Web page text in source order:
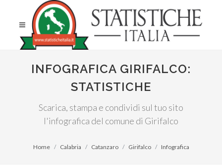
INFOGRAFICA GIRIFALCO:
STATISTICHE
Scarica, stampa e condividi sul tuo sito
l'infografica del comune di Girifalco
Home Calabria Catanzaro Girifalco Infografica